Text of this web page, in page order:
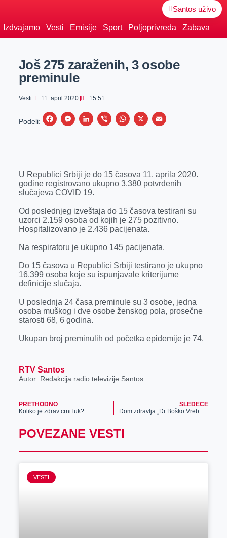
Santos uživo
Izdvajamo Vesti Emisije Sport Poljoprivreda Zabava
Još 275 zaraženih, 3 osobe
preminule
Vesti 11. april 2020. 15:51
Podeli:
F
b
o
k
M
e
n
e
r
L
e
n
V
r
W
s
p
X
E
l
U Republici Srbiji je do 15 časova 11. aprila 2020.
godine registrovano ukupno 3.380 potvrđenih
slučajeva COVID 19.
Od poslednjeg izveštaja do 15 časova testirani su
uzorci 2.159 osoba od kojih je 275 pozitivno.
Hospitalizovano je 2.436 pacijenata.
Na respiratoru je ukupno 145 pacijenata.
Do 15 časova u Republici Srbiji testirano je ukupno
16.399 osoba koje su ispunjavale kriterijume
definicije slučaja.
U poslednja 24 časa preminule su 3 osobe, jedna
osoba muškog i dve osobe ženskog pola, prosečne
starosti 68, 6 godina.
Ukupan broj preminulih od početka epidemije je 74.
RTV Santos
Autor: Redakcija radio televizije Santos
PRETHODNO
Koliko je zdrav crni luk?
SLEDEĆE
Dom zdravlja „Dr Boško Vrebalov“ zapošljava
POVEZANE VESTI
VESTI